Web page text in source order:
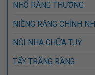
NHỔ RĂNG THƯỜNG
NIỀNG RĂNG CHỈNH
NỘI NHA CHỮA TUỶ
TẨY TRẮNG RĂNG